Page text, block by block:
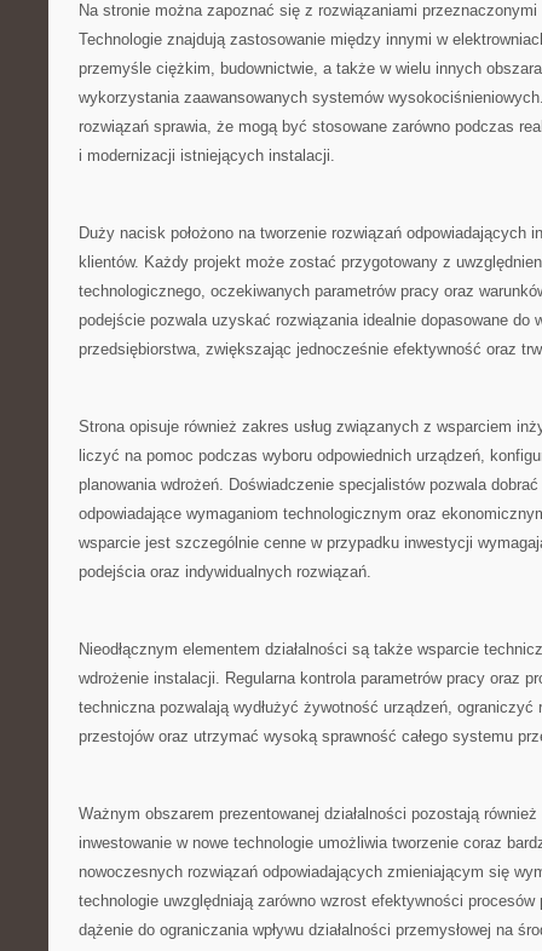
Na stronie można zapoznać się z rozwiązaniami przeznaczonymi
Technologie znajdują zastosowanie między innymi w
przemyśle ciężkim, budownictwie, a także w wielu innych
wykorzystania zaawansowanych systemów
rozwiązań sprawia, że mogą być stosowane zarówno podczas
i modernizacji istniejących instalacji.
Duży nacisk położono na tworzenie rozwiązań odpowiadających
klientów. Każdy projekt może zostać przygotowany z
technologicznego, oczekiwanych parametrów pracy oraz
podejście pozwala uzyskać rozwiązania idealnie dopasowane do
przedsiębiorstwa, zwiększając jednocześnie efektywność oraz
Strona opisuje również zakres usług związanych z wsparciem
liczyć na pomoc podczas wyboru odpowiednich urządzeń,
planowania wdrożeń. Doświadczenie specjalistów pozwala
odpowiadające wymaganiom technologicznym oraz
wsparcie jest szczególnie cenne w przypadku inwestycji
podejścia oraz indywidualnych rozwiązań.
Nieodłącznym elementem działalności są także wsparcie
wdrożenie instalacji. Regularna kontrola parametrów pracy oraz
techniczna pozwalają wydłużyć żywotność urządzeń, ograniczyć
przestojów oraz utrzymać wysoką sprawność całego systemu
Ważnym obszarem prezentowanej działalności pozostają również
inwestowanie w nowe technologie umożliwia tworzenie coraz
nowoczesnych rozwiązań odpowiadających zmieniającym się
technologie uwzględniają zarówno wzrost efektywności procesów
dążenie do ograniczania wpływu działalności przemysłowej na